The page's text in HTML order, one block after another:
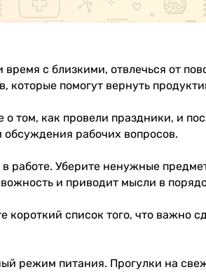
с близкими, отвлечься от
которые помогут вернуть
том, как провели праздники, и
рабочих вопросов.
работе. Уберите ненужные
и приводит мысли в
короткий список того, что важно
режим питания. Прогулки на